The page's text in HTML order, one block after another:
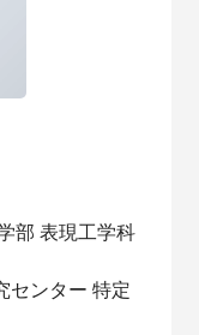
部 表現工学科
センター 特定